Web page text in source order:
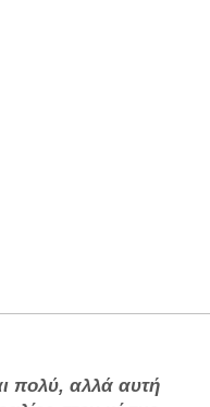
πολύ, αλλά αυτή